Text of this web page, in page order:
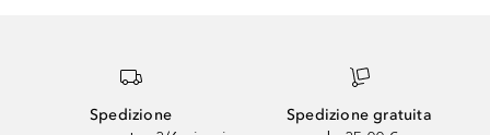
Spedizione
Spedizione gratuita